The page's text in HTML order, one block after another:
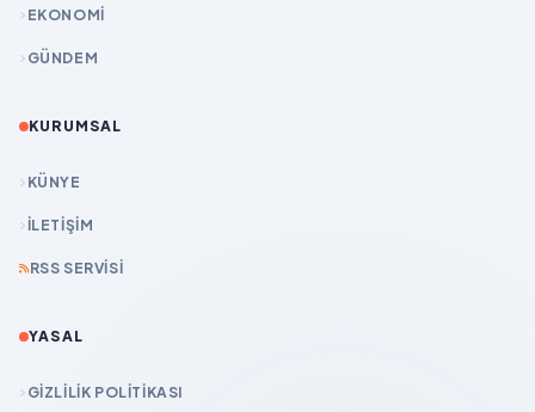
EKONOMİ
GÜNDEM
KURUMSAL
KÜNYE
İLETIŞIM
RSS SERVISI
YASAL
GIZLILIK POLITIKASI